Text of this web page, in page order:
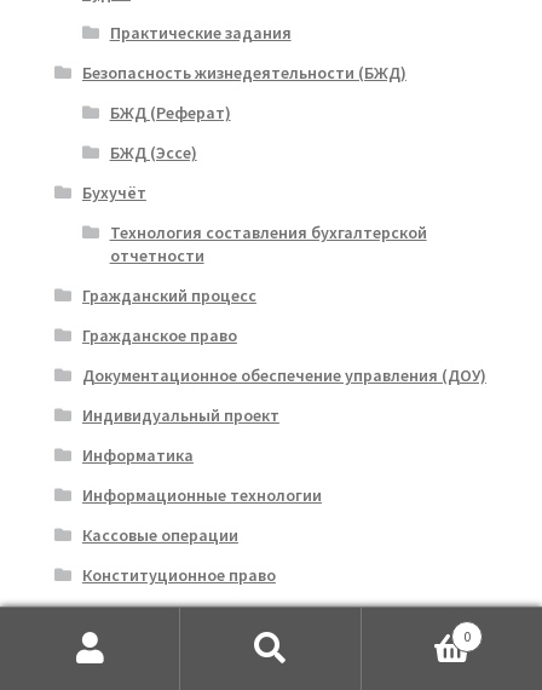
Практические задания
Безопасность жизнедеятельности (БЖД)
БЖД (Реферат)
БЖД (Эссе)
Бухучёт
Технология составления бухгалтерской
отчетности
Гражданский процесс
Гражданское право
Документационное обеспечение управления (ДОУ)
Индивидуальный проект
Информатика
Информационные технологии
Кассовые операции
Конституционное право
Курсовые работы
ПМ.03 Правовое обеспечение деятельности
0